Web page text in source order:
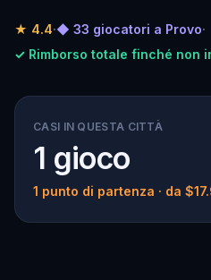
★ 4.4·◆ 33 giocatori a Provo·
✓ Rimborso totale finché non
CASI IN QUESTA CITTÀ
1 gioco
1 punto di partenza · da